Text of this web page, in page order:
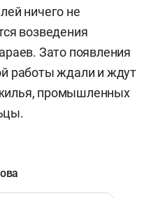
ничего не
возведения
Зато появления
работы ждали и ждут
промышленных